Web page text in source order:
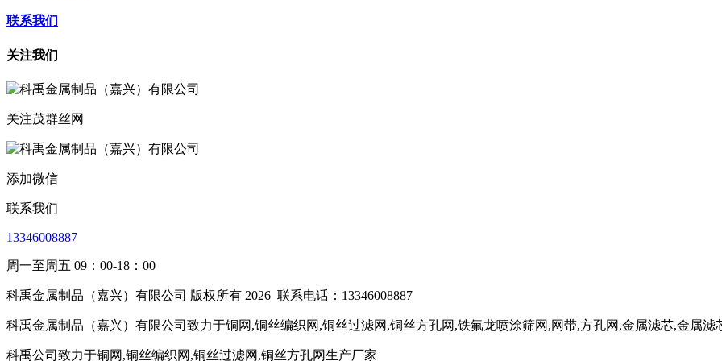
联系我们
关注我们
关注茂群丝网
添加微信
联系我们
13346008887
周一至周五 09：00-18：00
科禹金属制品（嘉兴）有限公司 版权所有 2026 联系电话：13346008887
科禹金属制品（嘉兴）有限公司致力于铜网,铜丝编织网,铜丝过滤网,铜丝方孔网,铁氟龙喷涂筛网,网带,方孔网,金属滤芯,金属滤
科禹公司致力于铜网,铜丝编织网,铜丝过滤网,铜丝方孔网生产厂家